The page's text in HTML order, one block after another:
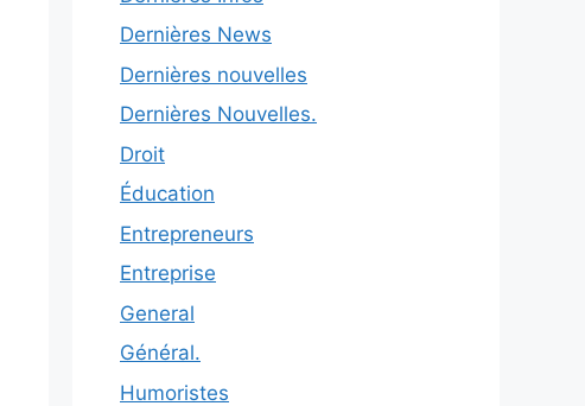
Dernières News
Dernières nouvelles
Dernières Nouvelles.
Droit
Éducation
Entrepreneurs
Entreprise
General
Général.
Humoristes